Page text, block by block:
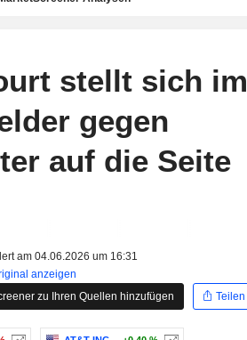
stellt sich im
gegen
auf die Seite
am 04.06.2026 um 16:31
anzeigen
zu Ihren Quellen hinzufügen
Teilen